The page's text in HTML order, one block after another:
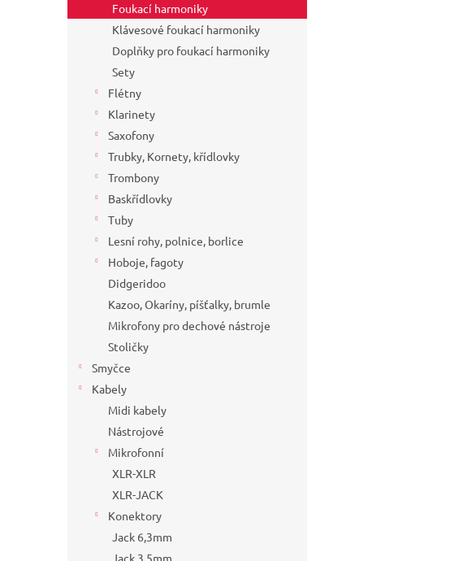
Foukací harmoniky
Klávesové foukací harmoniky
Doplňky pro foukací harmoniky
Sety
Flétny
Klarinety
Saxofony
Trubky, Kornety, křídlovky
Trombony
Baskřídlovky
Tuby
Lesní rohy, polnice, borlice
Hoboje, fagoty
Didgeridoo
Kazoo, Okaríny, píšťalky, brumle
Mikrofony pro dechové nástroje
Stoličky
Smyčce
Kabely
Midi kabely
Nástrojové
Mikrofonní
XLR-XLR
XLR-JACK
Konektory
Jack 6,3mm
Jack 3,5mm